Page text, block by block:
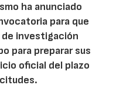
ha anunciado
para que
de investigación
para preparar sus
oficial del plazo